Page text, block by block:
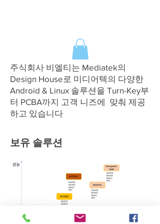
주식회사 비엘티는 Mediatek의
Design House로 미디어텍의 다양한
Android & Linux 솔루션을 Turn-Key부
터 PCBA까지 고객 니즈에 맞춰 제공
하고 있습니다
​보유 솔루션